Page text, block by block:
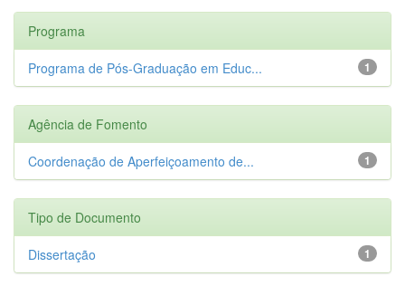
Programa
1
Programa de Pós-Graduação em Educ...
Agência de Fomento
1
Coordenação de Aperfeiçoamento de...
Tipo de Documento
1
Dissertação